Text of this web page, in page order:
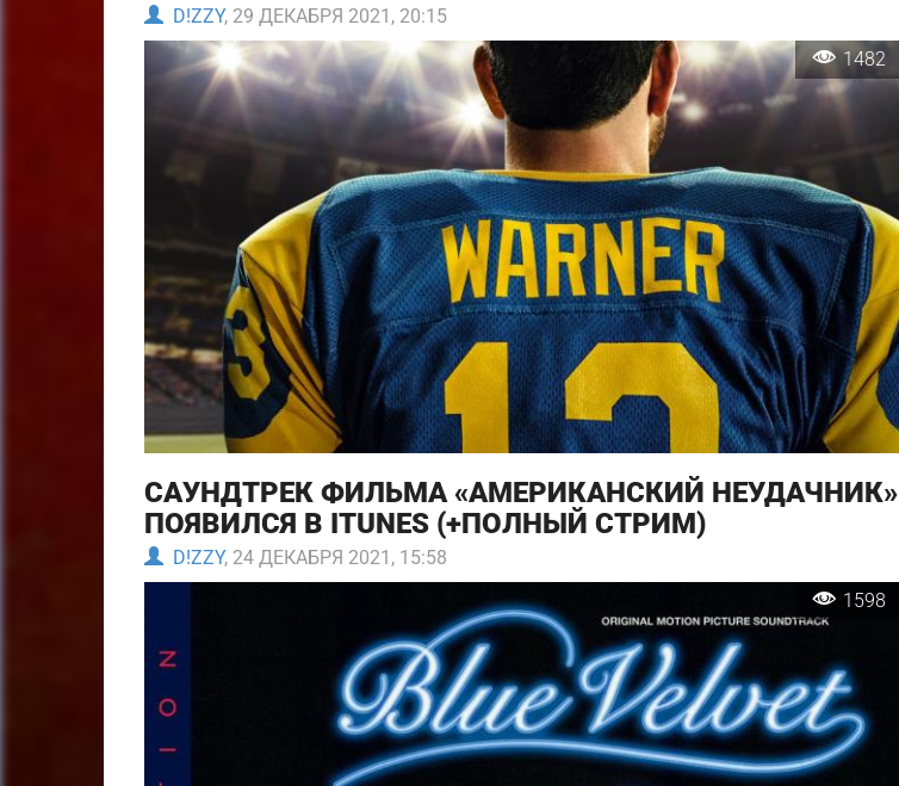
D!ZZY, 29 ДЕКАБРЯ 2021, 20:15
1482
САУНДТРЕК ФИЛЬМА «АМЕРИКАНСКИЙ НЕУДАЧНИК»
ПОЯВИЛСЯ В ITUNES (+ПОЛНЫЙ СТРИМ)
D!ZZY, 24 ДЕКАБРЯ 2021, 15:58
1598